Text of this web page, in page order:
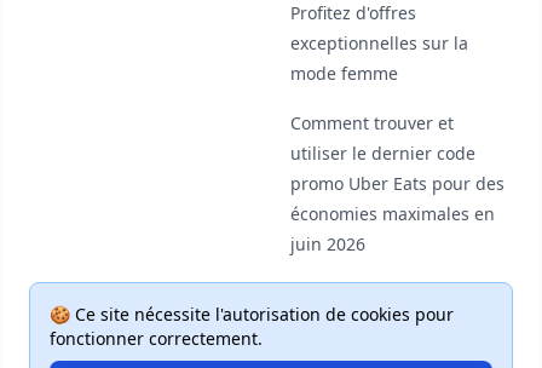
🍪 Ce site nécessite l'autorisation de cookies pour
fonctionner correctement.
Profitez d'offres
exceptionnelles sur la
mode femme
Comment trouver et
utiliser le dernier code
promo Uber Eats pour des
économies maximales en
juin 2026